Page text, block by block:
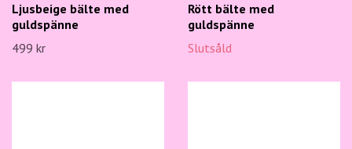
Ljusbeige bälte med
guldspänne
499 kr
Rött bälte med
guldspänne
Slutsåld